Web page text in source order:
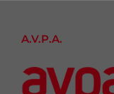
A.V.P.A.